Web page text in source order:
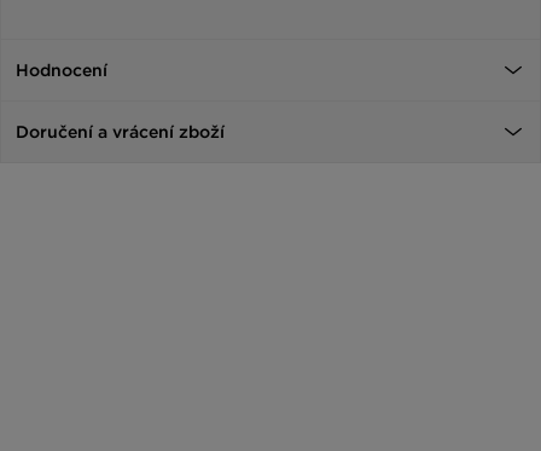
Hodnocení
Doručení a vrácení zboží